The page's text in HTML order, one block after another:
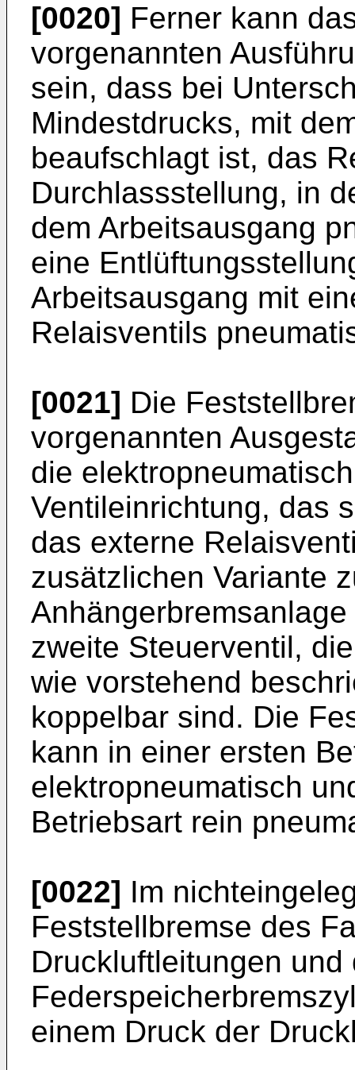
[0020] Ferner kann
vorgenannten
sein, dass bei
Mindestdrucks, mit
beaufschlagt ist, das
Durchlassstellung, in
dem Arbeitsausgang
eine
Arbeitsausgang mit
Relaisventils
[0021] Die
vorgenannten
die
Ventileinrichtung, das
das externe
zusätzlichen Variante
zweite Steuerventil,
wie vorstehend
koppelbar sind. Die
kann in einer ersten
elektropneumatisch
Betriebsart rein
[0022] Im
Feststellbremse des
Druckluftleitungen und
einem Druck der